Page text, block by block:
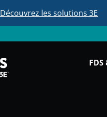
Découvrez les solutions 3E